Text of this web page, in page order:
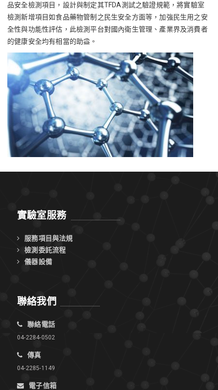
品安全檢測項目，設計與制定其TFDA測試之驗證規範，將實驗室
檢測新增項目如食品藥物管制之民生安全方面等，加強民生用之安
全性與功能性評估，此檢測平台對國內衛生管理、產業界及消費者
的健康安全均有相當的助益。
實驗室服務
服務項目與法規
檢測委託流程
儀器設備
聯絡我們
聯絡電話
04-2284-0502
傳真
04-2285-1149
電子信箱